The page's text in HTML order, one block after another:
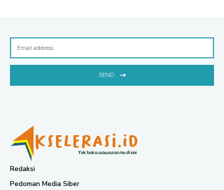
SEND
Redaksi
Pedoman Media Siber